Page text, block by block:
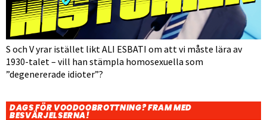
S och V yrar istället likt ALI ESBATI om att vi måste lära av
1930-talet – vill han stämpla homosexuella som
”degenererade idioter”?
DAGS FÖR VOODOOBROTTNING? FRAM MED
BESVÄRJELSERNA!